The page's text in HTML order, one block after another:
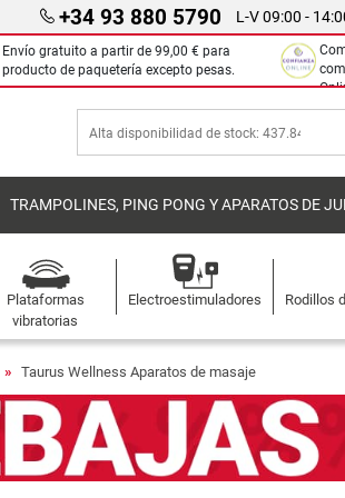
+34 93 880 5790 L-V 09:00 -
Envío gratuito a partir de 99,00 € para
producto de paquetería excepto pesas.
TRAMPOLINES, PING PONG Y APARATOS DE
Plataformas
vibratorias
Electroestimuladores
Rodillos
Taurus Wellness Aparatos de masaje